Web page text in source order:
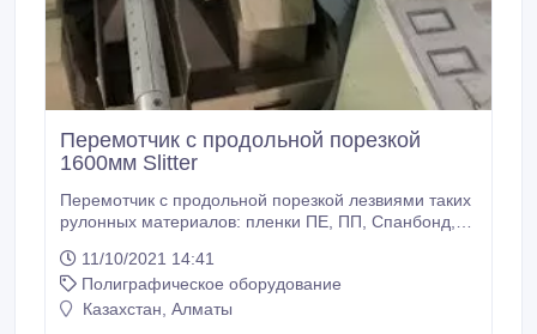
Перемотчик с продольной порезкой
1600мм Slitter
Перемотчик с продольной порезкой лезвиями таких
рулонных материалов: пленки ПЕ, ПП, Спанбонд,
152мм. Ширина размотки 1800мм. Диам. рулона
размотки 1000мм. Контроль края BST. Ширина
намотки 1650мм. Намотка до 6 рулонов. Порезка
11/10/2021 14:41
Полиграфическое оборудование
Казахстан, Алматы